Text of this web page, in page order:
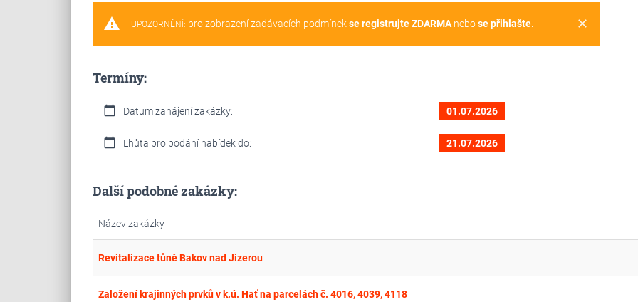
warning clear
UPOZORNĚNÍ: pro zobrazení zadávacích podmínekse registrujte ZDARMAnebose přihlašte.
Termíny:
calendar_today Datum zahájení zakázky: 01.07.2026
calendar_today Lhůta pro podání nabídek do: 21.07.2026
Další podobné zakázky:
Název zakázky
Revitalizace tůně Bakov nad Jizerou
Založení krajinných prvků v k.ú. Hať na parcelách č. 4016, 4039, 4118